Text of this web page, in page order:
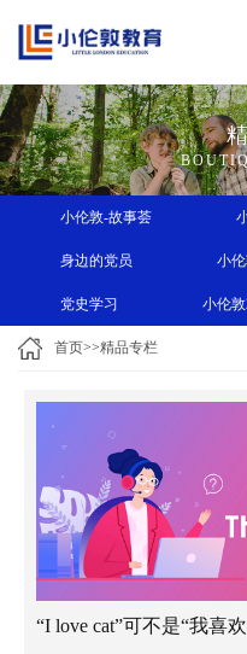
小伦敦-故事荟
身边的党员 小
党史学习 小伦
首页>>精品专栏
“I love cat”可不是“我喜